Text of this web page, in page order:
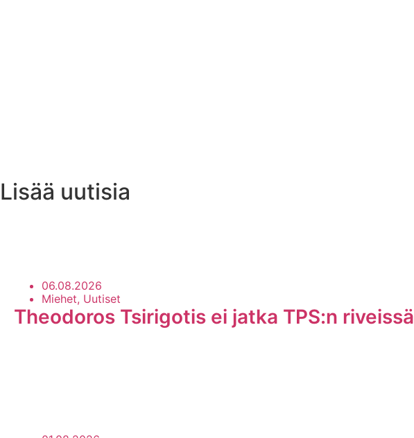
Lisää uutisia
06.08.2026
Miehet, Uutiset
Theodoros Tsirigotis ei jatka TPS:n riveissä